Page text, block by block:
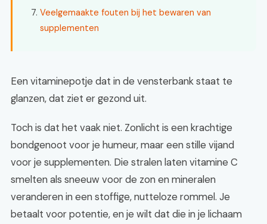
Veelgemaakte fouten bij het bewaren van
supplementen
Een vitaminepotje dat in de vensterbank staat te
glanzen, dat ziet er gezond uit.
Toch is dat het vaak niet. Zonlicht is een krachtige
bondgenoot voor je humeur, maar een stille vijand
voor je supplementen. Die stralen laten vitamine C
smelten als sneeuw voor de zon en mineralen
veranderen in een stoffige, nutteloze rommel. Je
betaalt voor potentie, en je wilt dat die in je lichaam